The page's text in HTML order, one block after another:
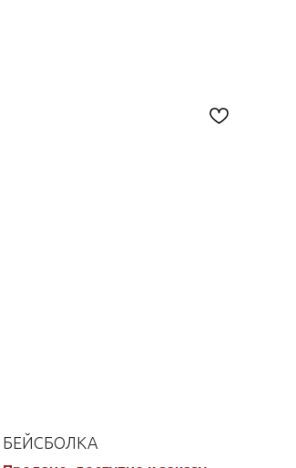
БЕЙСБОЛКА